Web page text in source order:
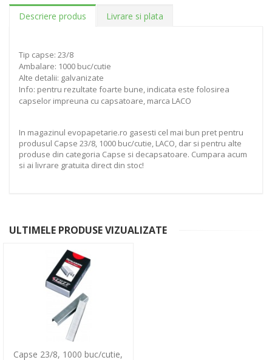
Descriere produs Livrare si plata
Tip capse: 23/8
Ambalare: 1000 buc/cutie
Alte detalii: galvanizate
Info: pentru rezultate foarte bune, indicata este folosirea
capselor impreuna cu capsatoare, marca LACO
In magazinul evopapetarie.ro gasesti cel mai bun pret pentru
produsul Capse 23/8, 1000 buc/cutie, LACO, dar si pentru alte
produse din categoria Capse si decapsatoare. Cumpara acum
si ai livrare gratuita direct din stoc!
ULTIMELE PRODUSE VIZUALIZATE
Capse 23/8, 1000 buc/cutie,